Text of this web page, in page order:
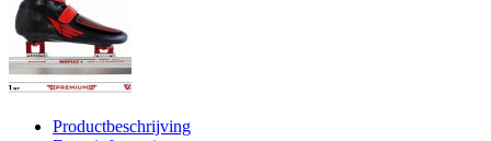
Productbeschrijving